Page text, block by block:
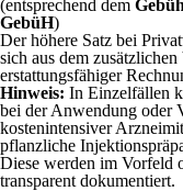
(entsprechend dem
GebüH)
Der höhere Satz bei
sich aus dem
erstattungsfähiger
Hinweis: In Einzelfällen
bei der Anwendung oder
kostenintensiver
pflanzliche
Diese werden im Vorfeld
transparent dokumentiert.